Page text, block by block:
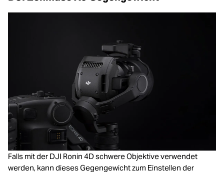
Falls mit der DJI Ronin 4D schwere Objektive verwendet
werden, kann dieses Gegengewicht zum Einstellen der